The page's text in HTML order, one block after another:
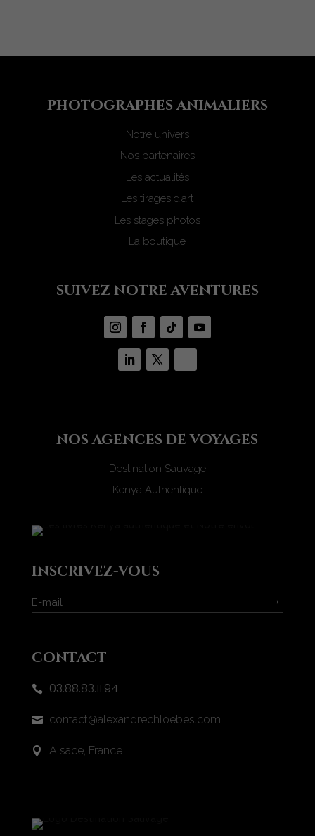
photographes animaliers
Notre univers
Nos partenaires
Les actualités
Les tirages d’art
Les stages photos
La boutique
suivez notre aventures
nos agences de voyages
Destination Sauvage
Kenya Authentique
inscrivez-vous
→
contact
 03.88.83.11.94
 contact@alexandrechloebes.com
 Alsace, France